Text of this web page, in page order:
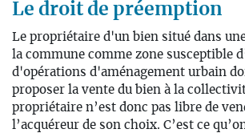
Le droit de préemption
Le propriétaire d'un bien situé dans
la commune comme zone susceptible
d'opérations d'aménagement urbain
proposer la vente du bien à la
propriétaire n’est donc pas libre de
l’acquéreur de son choix. C’est ce